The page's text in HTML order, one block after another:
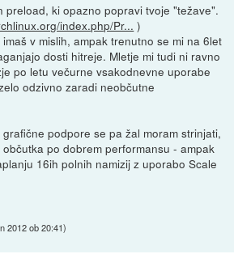
preload, ki opazno popravi tvoje "težave".
index.php/Pr... )
v mislih, ampak trenutno se mi na 6let
dosti hitreje. Mletje mi tudi ni ravno
po letu večurne vsakodnevne uporabe
odzivno zaradi neobčutne
podpore se pa žal moram strinjati,
po dobrem performansu - ampak
16ih polnih namizij z uporabo Scale
2012 ob 20:41)